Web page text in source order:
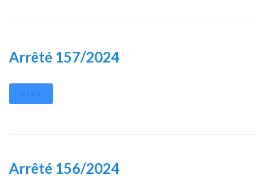
Arrêté 157/2024
PLUS
Arrêté 156/2024